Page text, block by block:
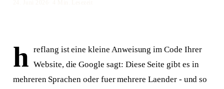
h
reflang ist eine kleine Anweisung im Code Ihrer
Website, die Google sagt: Diese Seite gibt es in
mehreren Sprachen oder fuer mehrere Laender - und so